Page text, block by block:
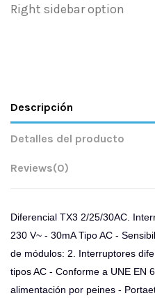
Right sidebar option
Descripción
Detalles del producto
Reviews(0)
Diferencial TX3 2/25/30AC.
230 V~ - 30mA Tipo AC -
de módulos: 2. Interruptores
tipos AC - Conforme a UNE EN
alimentación por peines -